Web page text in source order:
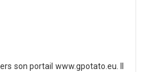
son portail www.gpotato.eu. Il